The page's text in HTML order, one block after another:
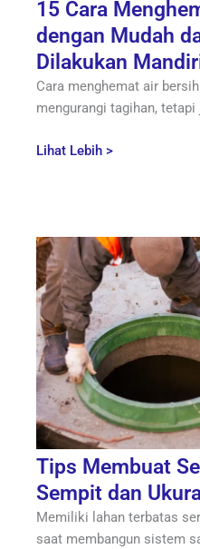
15 Cara
dengan Mudah
Dilakukan
Cara menghemat air
mengurangi tagihan,
Lihat Lebih >
Tips Membuat
Sempit dan
Memiliki lahan terbatas
saat membangun sistem